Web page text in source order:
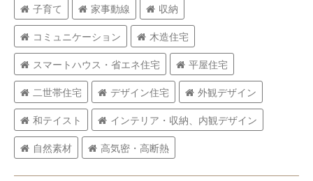
子育て
家事動線
収納
コミュニケーション
木造住宅
スマートハウス・省エネ住宅
平屋住宅
二世帯住宅
デザイン住宅
外観デザイン
和テイスト
インテリア・収納、内観デザイン
自然素材
高気密・高断熱